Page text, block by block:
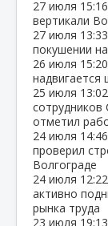
27 июля 15:16
вертикали
27 июля 13:33
покушении
26 июля 15:20
надвигается
25 июля 13:02
отметил
24 июля 14:46
проверил
Волгограде
24 июля 12:22
активно
рынка труда
23 июля 19:13